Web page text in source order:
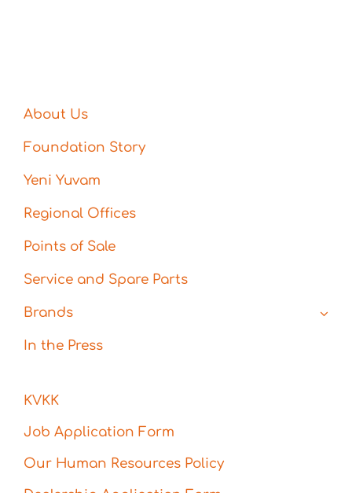
About Us
Foundation Story
Yeni Yuvam
Regional Offices
Points of Sale
Service and Spare Parts
Brands
In the Press
KVKK
Job Application Form
Our Human Resources Policy